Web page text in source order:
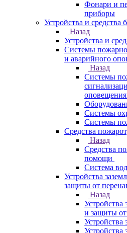
Фонари и
приборы
Устройства и средства
Назад
Устройства и
Системы
и аварийного
Назад
Системы
оповещения
Системы
Системы
Средства
Назад
Средства
помощи
Система
Устройства
защиты от
Назад
Устройства
и защиты
Устройства